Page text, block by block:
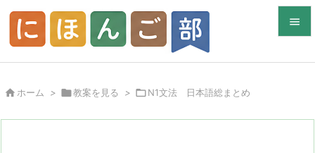

メニュ

 ホーム > 教案を見る > N1文法 日本語総まとめ